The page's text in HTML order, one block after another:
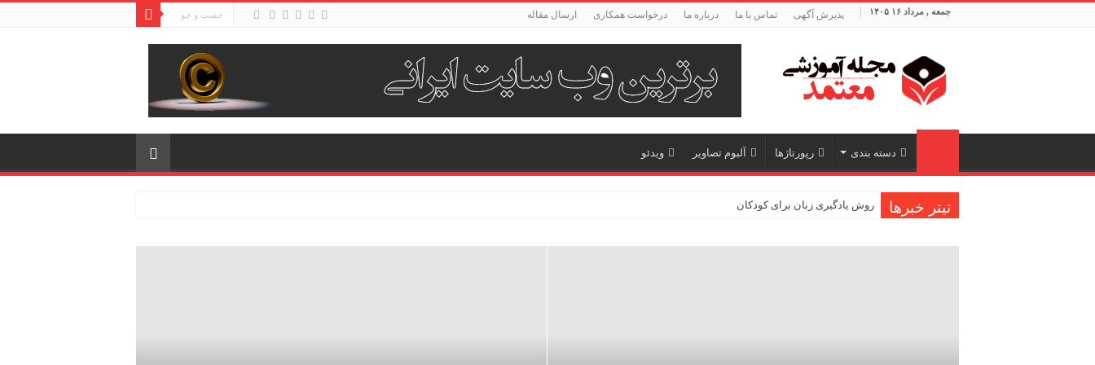
جمعه , مرداد ۱۶ ۱۴۰۵ پذیرش آگهی تماس با ما درباره ما درخواست همکاری ارسال مقاله
دسته بندی رپورتاژها آلبوم تصاویر ویدئو
تیتر خبرها روش یادگیری زبان برای کودکان
روش افزایش تمرکز هنگام یادگیری زبان